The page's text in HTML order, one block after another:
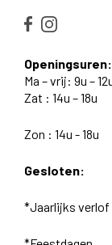
Openingsuren:
Ma – vrij: 9u –
Zat : 14u – 18u
Zon : 14u - 18u
Gesloten:
*Jaarlijks verlof